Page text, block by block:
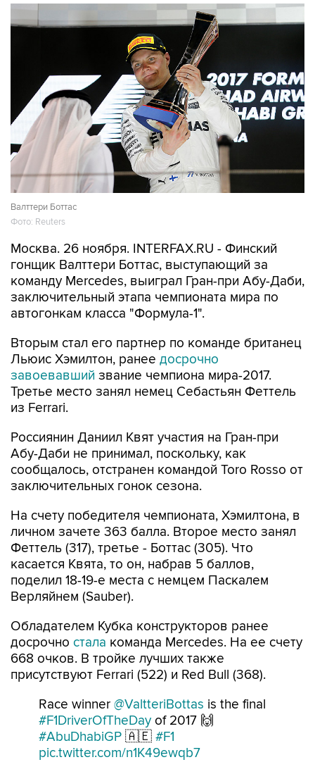
Валттери Боттас
Фото: Reuters
Москва. 26 ноября. INTERFAX.RU - Финский
гонщик Валттери Боттас, выступающий за
команду Mercedes, выиграл Гран-при Абу-Даби,
заключительный этапа чемпионата мира по
автогонкам класса "Формула-1".
Вторым стал его партнер по команде британец
Льюис Хэмилтон, ранее досрочно
завоевавший звание чемпиона мира-2017.
Третье место занял немец Себастьян Феттель
из Ferrari.
Россиянин Даниил Квят участия на Гран-при
Абу-Даби не принимал, поскольку, как
сообщалось, отстранен командой Toro Rosso от
заключительных гонок сезона.
На счету победителя чемпионата, Хэмилтона, в
личном зачете 363 балла. Второе место занял
Феттель (317), третье - Боттас (305). Что
касается Квята, то он, набрав 5 баллов,
поделил 18-19-е места с немцем Паскалем
Верляйнем (Sauber).
Обладателем Кубка конструкторов ранее
досрочно стала команда Mercedes. На ее счету
668 очков. В тройке лучших также
присутствуют Ferrari (522) и Red Bull (368).
Race winner @ValtteriBottas is the final
#F1DriverOfTheDay of 2017 🙌
#AbuDhabiGP 🇦🇪 #F1
pic.twitter.com/n1K49ewqb7